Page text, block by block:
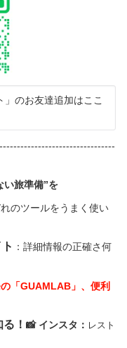
のお友達追加はここ
い旅準備”を
のツールをうまく使い
： 詳細情報の正確さ何
「GUAMLAB」、便利
！ 📸 インスタ： レスト